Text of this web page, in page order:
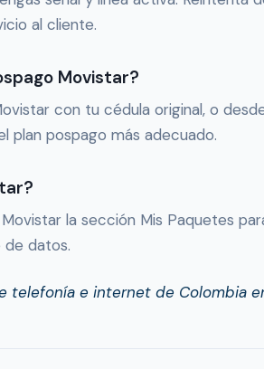
al cliente.
Movistar?
con tu cédula original, o
plan pospago más adecuado.
la sección Mis Paquetes
datos.
telefonía e internet de Colombia